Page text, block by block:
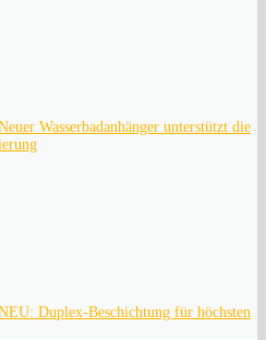
Wasserbadanhänger unterstützt die
Duplex-Beschichtung für höchsten